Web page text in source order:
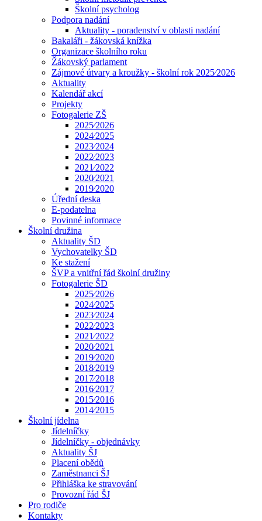
Školní psycholog
Podpora nadání
Aktuality - poradenství v oblasti nadání
Bakaláři - žákovská knížka
Organizace školního roku
Žákovský parlament
Zájmové útvary a kroužky - školní rok 2025⁄2026
Aktuality
Kalendář akcí
Projekty
Fotogalerie ZŠ
2025⁄2026
2024⁄2025
2023⁄2024
2022⁄2023
2021⁄2022
2020⁄2021
2019⁄2020
Úřední deska
E-podatelna
Povinné informace
Školní družina
Aktuality ŠD
Vychovatelky ŠD
Ke stažení
ŠVP a vnitřní řád školní družiny
Fotogalerie ŠD
2025⁄2026
2024⁄2025
2023⁄2024
2022⁄2023
2021⁄2022
2020⁄2021
2019⁄2020
2018⁄2019
2017⁄2018
2016⁄2017
2015⁄2016
2014⁄2015
Školní jídelna
Jídelníčky
Jídelníčky - objednávky
Aktuality ŠJ
Placení obědů
Zaměstnanci ŠJ
Přihláška ke stravování
Provozní řád ŠJ
Pro rodiče
Kontakty